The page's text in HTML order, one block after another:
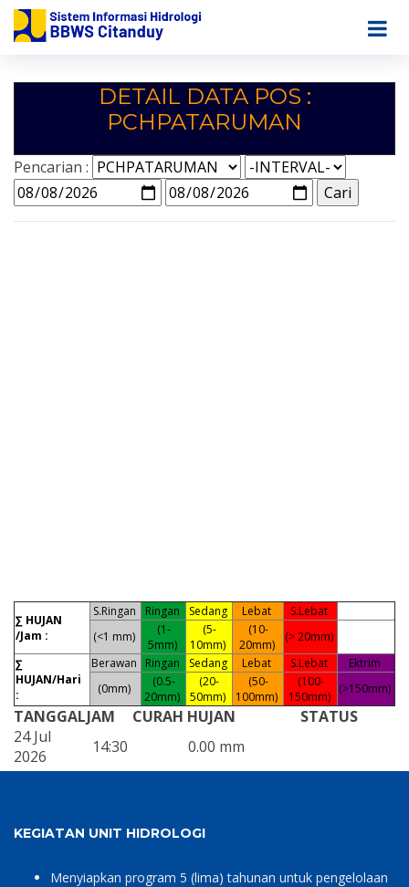
DETAIL DATA POS :
PCHPATARUMAN
Pencarian :
∑ HUJAN
/Jam :
S.Ringan Ringan Sedang Lebat
S.Lebat
(<1 mm)
(1-
5mm)
(5-
10mm)
(10-
20mm)
(> 20mm)
∑
HUJAN/Hari
:
Berawan Ringan Sedang Lebat S.Lebat
Ektrim
(0mm)
(0.5-
20mm)
(20-
50mm)
(50-
100mm)
(100-
150mm)
(>150mm)
TANGGALJAM CURAH HUJAN
STATUS
24 Jul
2026
14:30 0.00 mm
KEGIATAN UNIT HIDROLOGI
Menyiapkan program 5 (lima) tahunan untuk pengelolaan